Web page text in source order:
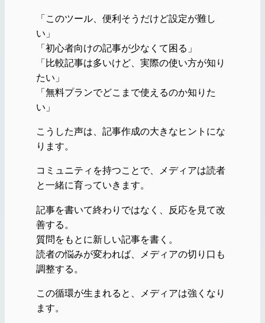
「このツール、便利そうだけど設定が難し
い」
「初心者向けの記事が少なくて困る」
「比較記事は多いけど、実際の使い方が知り
たい」
「無料プランでどこまで使えるのか知りた
い」
こうした声は、記事作成の大きなヒントにな
ります。
コミュニティを持つことで、メディアは読者
と一緒に育っていきます。
記事を書いて終わりではなく、反応を見て改
善する。
質問をもとに新しい記事を書く。
読者の悩みが変われば、メディアの切り口も
調整する。
この循環が生まれると、メディアは強くなり
ます。